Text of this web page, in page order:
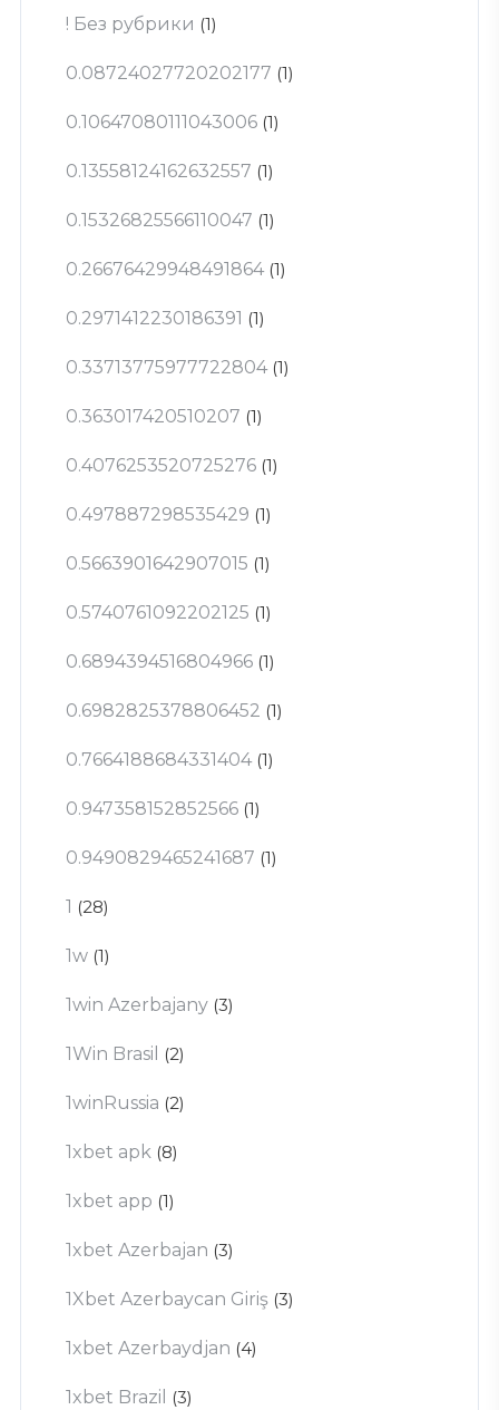
! Без рубрики (1)
0.08724027720202177 (1)
0.10647080111043006 (1)
0.13558124162632557 (1)
0.15326825566110047 (1)
0.26676429948491864(1)
0.2971412230186391 (1)
0.33713775977722804(1)
0.363017420510207 (1)
0.4076253520725276 (1)
0.497887298535429 (1)
0.5663901642907015 (1)
0.5740761092202125 (1)
0.6894394516804966 (1)
0.6982825378806452 (1)
0.7664188684331404(1)
0.947358152852566 (1)
0.9490829465241687 (1)
1 (28)
1w (1)
1win Azerbajany (3)
1Win Brasil (2)
1winRussia (2)
1xbet apk (8)
1xbet app (1)
1xbet Azerbajan (3)
1Xbet Azerbaycan Giriş (3)
1xbet Azerbaydjan (4)
1xbet Brazil (3)